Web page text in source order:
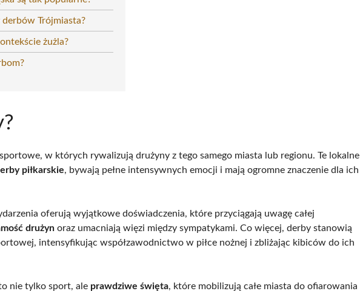
Trójmiasta?
żużla?
w których rywalizują drużyny z tego samego miasta lub regionu. Te lokalne
piłkarskie, bywają pełne intensywnych emocji i mają ogromne znaczenie dla ich
oferują wyjątkowe doświadczenia, które przyciągają uwagę całej
drużyn oraz umacniają więzi między sympatykami. Co więcej, derby stanowią
intensyfikując współzawodnictwo w piłce nożnej i zbliżając kibiców do ich
nie tylko sport, ale prawdziwe święta, które mobilizują całe miasta do ofiarowania